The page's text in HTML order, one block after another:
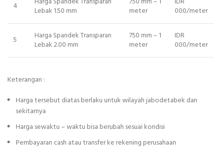
4
Lebak 1.50 mm
meter
000/meter
5
Harga Spandek Transparan
Lebak 2.00 mm
750 mm – 1
meter
IDR
000/meter
Keterangan :
Harga tersebut diatas berlaku untuk wilayah jabodetabek dan
sekitarnya
Harga sewaktu – waktu bisa berubah sesuai kondisi
Pembayaran cash atau transfer ke rekening perusahaan